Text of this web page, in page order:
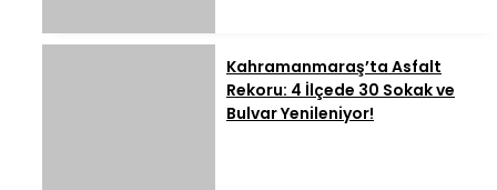
Kahramanmaraş’ta Asfalt
Rekoru: 4 İlçede 30 Sokak ve
Bulvar Yenileniyor!